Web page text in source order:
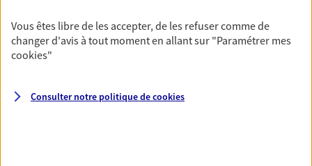
équipements et stocks… sans oublier votre
responsabilité civile.
Découvrir l'offre Multirisque Entreprise
Vous êtes libre de les accepter, de les refuser comme de
changer d'avis à tout moment en allant sur "Paramétrer mes
cookies"
Consulter notre politique decookies